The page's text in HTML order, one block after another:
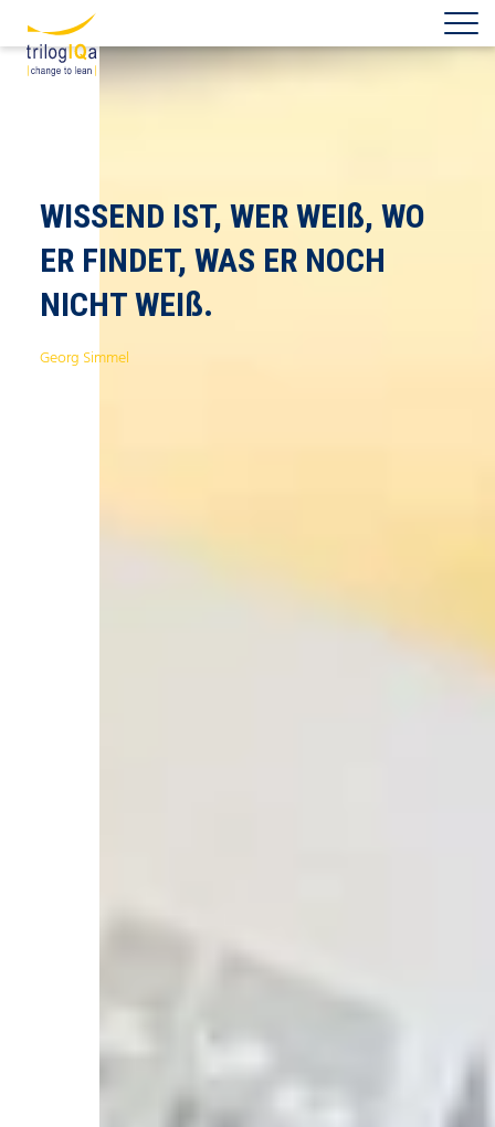
Zum Inhalt springen
WISSEND IST, WER WEIß, WO
ER FINDET, WAS ER NOCH
NICHT WEIß.
Georg Simmel